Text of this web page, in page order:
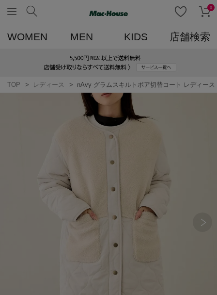
0
WOMEN MEN KIDS 店舗検索
TOP レディース nAvy グラムスキルトボア切替コート レディース